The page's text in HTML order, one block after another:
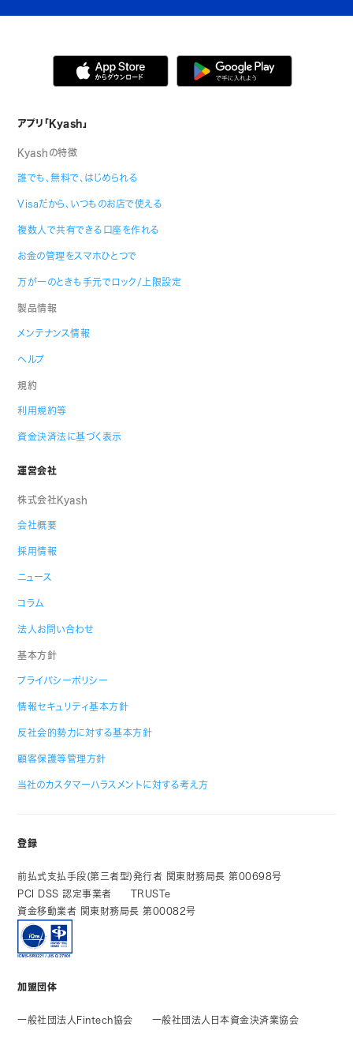
アプリ「Kyash」
Kyashの特徴
誰でも、無料で、はじめられる
Visaだから、いつものお店で使える
複数人で共有できる口座を作れる
お金の管理をスマホひとつで
万が一のときも手元でロック/上限設定
製品情報
メンテナンス情報
ヘルプ
規約
利用規約等
資金決済法に基づく表示
運営会社
株式会社Kyash
会社概要
採用情報
ニュース
コラム
法人お問い合わせ
基本方針
プライバシーポリシー
情報セキュリティ基本方針
反社会的勢力に対する基本方針
顧客保護等管理方針
当社のカスタマーハラスメントに対する考え方
登録
前払式支払手段(第三者型)発行者 関東財務局長 第00698号
PCI DSS 認定事業者
TRUSTe
資金移動業者 関東財務局長 第00082号
加盟団体
一般社団法人Fintech協会 一般社団法人日本資金決済業協会